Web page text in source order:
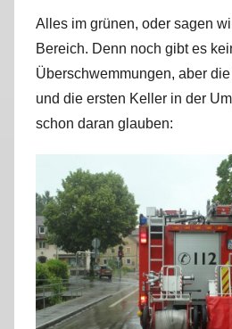
u
s
Alles im grünen, oder sagen
Bereich. Denn noch gibt es
Überschwemmungen, aber
und die ersten Keller in der
schon daran glauben: